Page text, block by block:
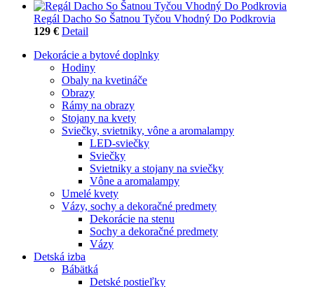
Regál Dacho So Šatnou Tyčou Vhodný Do Podkrovia
129 € Detail
Dekorácie a bytové doplnky
Hodiny
Obaly na kvetináče
Obrazy
Rámy na obrazy
Stojany na kvety
Sviečky, svietniky, vône a aromalampy
LED-sviečky
Sviečky
Svietniky a stojany na sviečky
Vône a aromalampy
Umelé kvety
Vázy, sochy a dekoračné predmety
Dekorácie na stenu
Sochy a dekoračné predmety
Vázy
Detská izba
Bábätká
Detské postieľky